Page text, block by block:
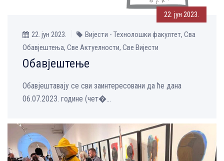
22. јун 2023.
22. јун 2023.
Вијести - Технолошки факултет, Сва
Обавјештења, Све Aктуелности, Све Вијести
Обавјештење
Обавјештавају се сви заинтересовани да ће дана
06.07.2023. године (чет�...